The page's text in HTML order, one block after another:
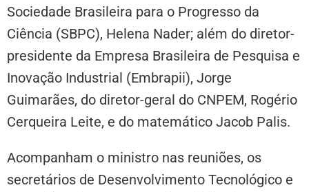
Sociedade Brasileira para o Progresso da
Ciência (SBPC), Helena Nader; além do diretor-
presidente da Empresa Brasileira de Pesquisa e
Inovação Industrial (Embrapii), Jorge
Guimarães, do diretor-geral do CNPEM, Rogério
Cerqueira Leite, e do matemático Jacob Palis.
Acompanham o ministro nas reuniões, os
secretários de Desenvolvimento Tecnológico e